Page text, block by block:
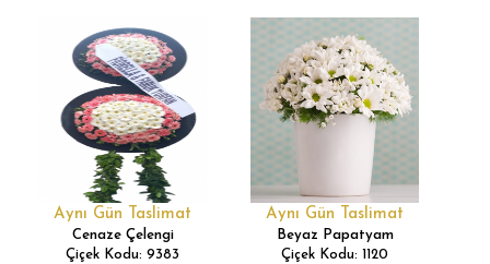
Aynı Gün Taslimat
Cenaze Çelengi
Çiçek Kodu: 9383
Aynı Gün Taslimat
Beyaz Papatyam
Çiçek Kodu: 1120